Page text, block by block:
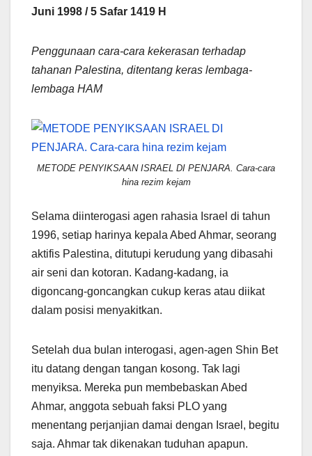
Juni 1998 / 5 Safar 1419 H
Penggunaan cara-cara kekerasan terhadap
tahanan Palestina, ditentang keras lembaga-
lembaga HAM
METODE PENYIKSAAN ISRAEL DI PENJARA. Cara-cara
hina rezim kejam
Selama diinterogasi agen rahasia Israel di tahun
1996, setiap harinya kepala Abed Ahmar, seorang
aktifis Palestina, ditutupi kerudung yang dibasahi
air seni dan kotoran. Kadang-kadang, ia
digoncang-goncangkan cukup keras atau diikat
dalam posisi menyakitkan.
Setelah dua bulan interogasi, agen-agen Shin Bet
itu datang dengan tangan kosong. Tak lagi
menyiksa. Mereka pun membebaskan Abed
Ahmar, anggota sebuah faksi PLO yang
menentang perjanjian damai dengan Israel, begitu
saja. Ahmar tak dikenakan tuduhan apapun.